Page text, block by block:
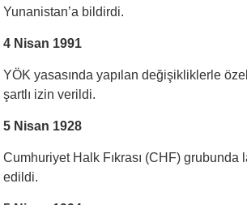
Yunanistan’a bildirdi.
4 Nisan 1991
YÖK yasasında yapılan değişikliklerle
şartlı izin verildi.
5 Nisan 1928
Cumhuriyet Halk Fıkrası (CHF) grubunda
edildi.